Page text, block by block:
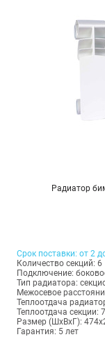
Радиатор
Срок поставки: от 2
Количество секций: 6
Подключение:
Тип радиатора:
Межосевое
Теплоотдача
Теплоотдача секции:
Размер (ШхВхГ):
Гарантия: 5 лет